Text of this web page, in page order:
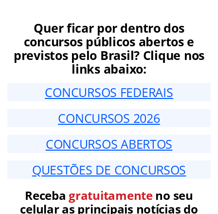
Quer ficar por dentro dos
concursos públicos abertos e
previstos pelo Brasil? Clique nos
links abaixo:
CONCURSOS FEDERAIS
CONCURSOS 2026
CONCURSOS ABERTOS
QUESTÕES DE CONCURSOS
Receba gratuitamenteno seu
celular as principais notícias do